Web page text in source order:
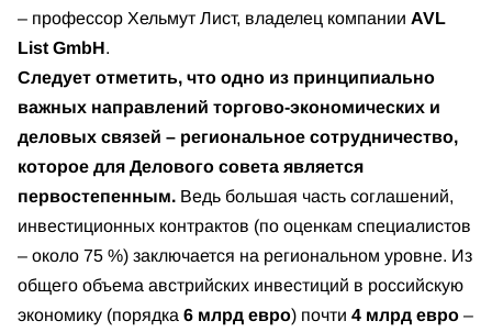
– профессор Хельмут Лист, владелец компании AVL
List GmbH.
Следует отметить, что одно из принципиально
важных направлений торгово-экономических и
деловых связей – региональное сотрудничество,
которое для Делового совета является
первостепенным. Ведь большая часть соглашений,
инвестиционных контрактов (по оценкам специалистов
– около 75 %) заключается на региональном уровне. Из
общего объема австрийских инвестиций в российскую
экономику (порядка 6 млрд евро) почти 4 млрд евро –